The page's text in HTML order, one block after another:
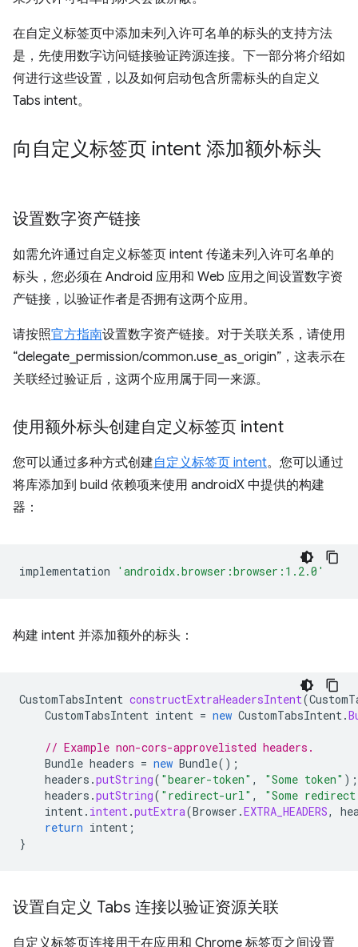
在自定义标签页中添加未列入许可名单的标头的支持方法
是，先使用数字访问链接验证跨源连接。下一部分将介绍如
何进行这些设置，以及如何启动包含所需标头的自定义
Tabs intent。
向自定义标签页 intent 添加额外标头
设置数字资产链接
如需允许通过自定义标签页 intent 传递未列入许可名单的
标头，您必须在 Android 应用和 Web 应用之间设置数字资
产链接，以验证作者是否拥有这两个应用。
请按照官方指南设置数字资产链接。对于关联关系，请使用
“delegate_permission/common.use_as_origin”，这表示在
关联经过验证后，这两个应用属于同一来源。
使用额外标头创建自定义标签页 intent
您可以通过多种方式创建自定义标签页 intent。您可以通过
将库添加到 build 依赖项来使用 androidX 中提供的构建
器：
implementation 'androidx.browser:browser:1.2.0'
构建 intent 并添加额外的标头：
CustomTabsIntent constructExtraHeadersIntent(
CustomTabsIntent intent = new CustomTabsIntent.
// Example non-cors-approvelisted headers.
Bundle headers = new Bundle();
headers .putString( "bearer-token" , "Some token" );
headers .putString( "redirect-url" ,
"Some
intent. intent.putExtra(Browser .EXTRA_HEADERS,
return intent ;
}
设置自定义 Tabs 连接以验证资源关联
自定义标签页连接用于在应用和 Chrome 标签页之间设置